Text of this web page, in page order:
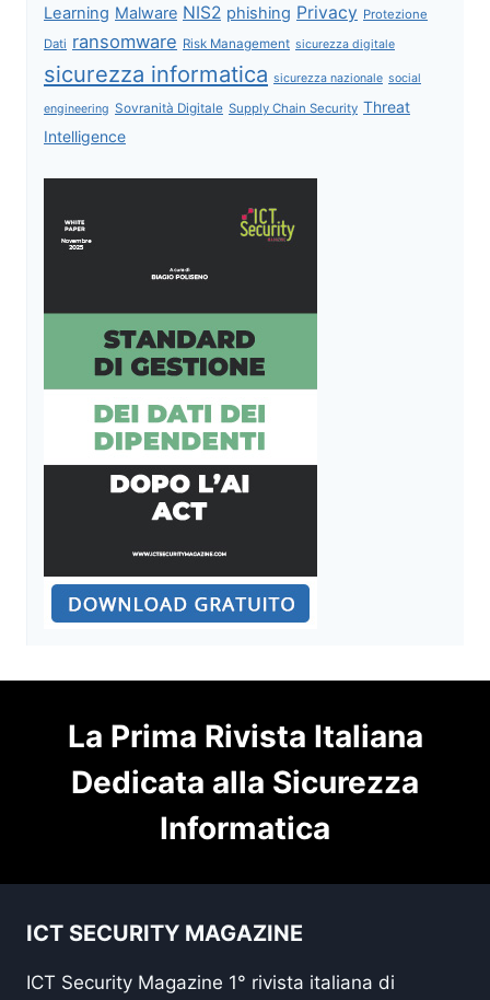
Learning Malware NIS2 phishing Privacy Protezione
Dati ransomware Risk Management sicurezza digitale
sicurezza informatica sicurezza nazionale social
engineering Sovranità Digitale Supply Chain Security Threat
Intelligence
La Prima Rivista Italiana
Dedicata alla Sicurezza
Informatica
ICT SECURITY MAGAZINE
ICT Security Magazine 1° rivista italiana di